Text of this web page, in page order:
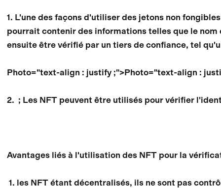
1. L'une des façons d'utiliser des jetons non
pourrait contenir des informations telles que le
ensuite être vérifié par un tiers de confiance, tel
Photo="text-align : justify ;">Photo="text-align :
2. ; Les NFT peuvent être utilisés pour vérifier
Avantages liés à l'utilisation des NFT pour la
1. les NFT étant décentralisés, ils ne sont pas